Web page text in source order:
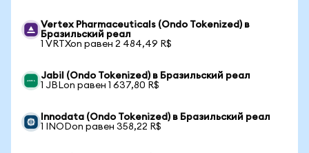
Vertex Pharmaceuticals (Ondo Tokenized) в
Бразильский реал
1 VRTXon равен 2 484,49 R$
Jabil (Ondo Tokenized) в Бразильский реал
1 JBLon равен 1 637,80 R$
Innodata (Ondo Tokenized) в Бразильский реал
1 INODon равен 358,22 R$